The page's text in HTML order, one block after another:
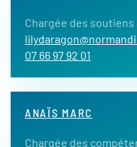
Chargée des soutiens
07 66 97 92 01
ANAÏS MARC
Chargée des